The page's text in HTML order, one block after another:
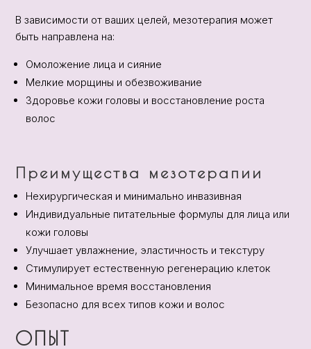
В зависимости от ваших целей, мезотерапия может
быть направлена на:
Омоложение лица и сияние
Мелкие морщины и обезвоживание
Здоровье кожи головы и восстановление роста
волос
Преимущества мезотерапии
Нехирургическая и минимально инвазивная
Индивидуальные питательные формулы для лица или
кожи головы
Улучшает увлажнение, эластичность и текстуру
Стимулирует естественную регенерацию клеток
Минимальное время восстановления
Безопасно для всех типов кожи и волос
ОПЫТ